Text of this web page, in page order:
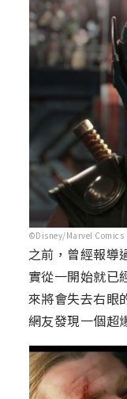
©Disney/Marvel Comics
之前，曾經報導
實從一開始就已
來將會失去右眼
網友發現一個超